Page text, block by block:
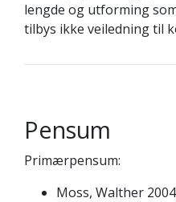
lengde og utforming
tilbys ikke veiledning til
Pensum
Primærpensum:
Moss, Walther